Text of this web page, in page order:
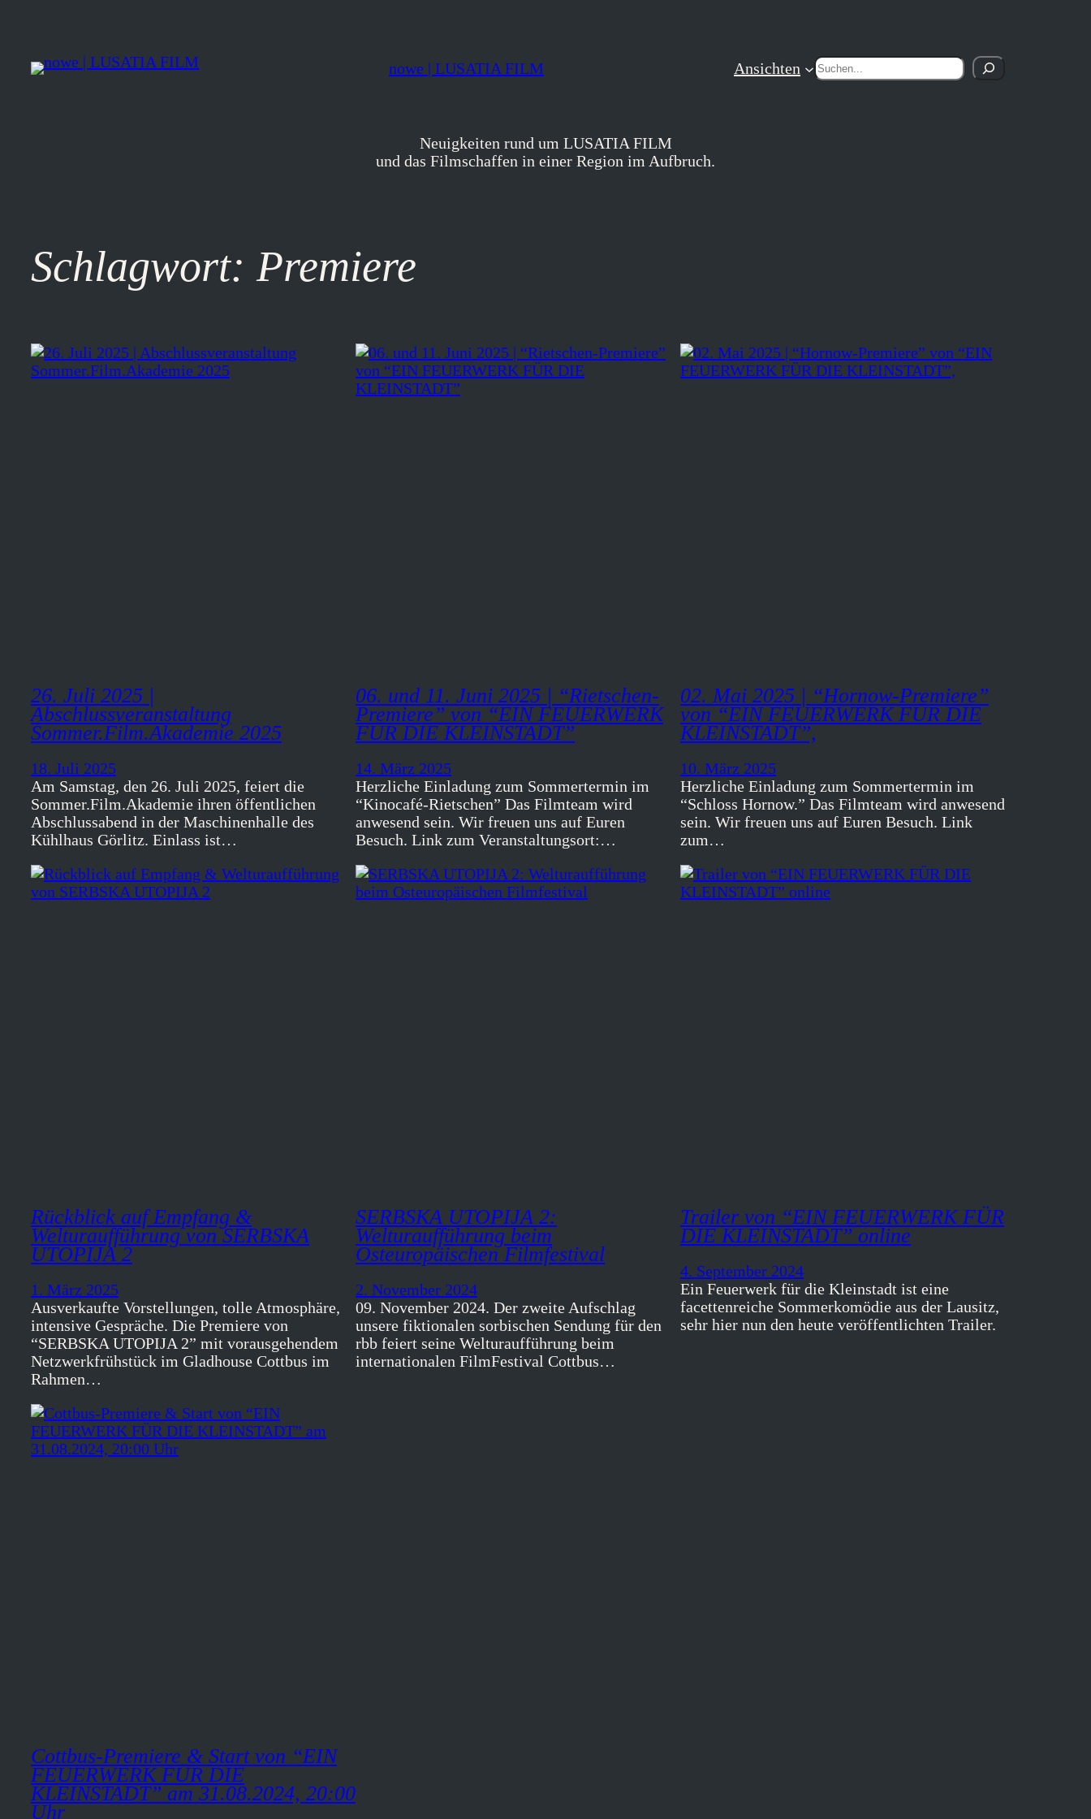
nowe | LUSATIA FILM
Ansichten Suchen
Neuigkeiten rund um LUSATIA FILM
und das Filmschaffen in einer Region im Aufbruch.
Schlagwort:Premiere
26. Juli 2025 |
Abschlussveranstaltung
Sommer.Film.Akademie 2025
18. Juli 2025
Am Samstag, den 26. Juli 2025, feiert die
Sommer.Film.Akademie ihren öffentlichen
Abschlussabend in der Maschinenhalle des
Kühlhaus Görlitz. Einlass ist…
06. und 11. Juni 2025 | “Rietschen-
Premiere” von “EIN FEUERWERK
FÜR DIE KLEINSTADT”
14. März 2025
Herzliche Einladung zum Sommertermin im
“Kinocafé-Rietschen” Das Filmteam wird
anwesend sein. Wir freuen uns auf Euren
Besuch. Link zum Veranstaltungsort:…
02. Mai 2025 | “Hornow-Premiere”
von “EIN FEUERWERK FÜR DIE
KLEINSTADT”,
10. März 2025
Herzliche Einladung zum Sommertermin im
“Schloss Hornow.” Das Filmteam wird anwesend
sein. Wir freuen uns auf Euren Besuch. Link
zum…
Rückblick auf Empfang &
Welturaufführung von SERBSKA
UTOPIJA 2
1. März 2025
Ausverkaufte Vorstellungen, tolle Atmosphäre,
intensive Gespräche. Die Premiere von
“SERBSKA UTOPIJA 2” mit vorausgehendem
Netzwerkfrühstück im Gladhouse Cottbus im
Rahmen…
SERBSKA UTOPIJA 2:
Welturaufführung beim
Osteuropäischen Filmfestival
2. November 2024
09. November 2024. Der zweite Aufschlag
unsere fiktionalen sorbischen Sendung für den
rbb feiert seine Welturaufführung beim
internationalen FilmFestival Cottbus…
Trailer von “EIN FEUERWERK FÜR
DIE KLEINSTADT” online
4. September 2024
Ein Feuerwerk für die Kleinstadt ist eine
facettenreiche Sommerkomödie aus der Lausitz,
sehr hier nun den heute veröffentlichten Trailer.
Cottbus-Premiere & Start von “EIN
FEUERWERK FÜR DIE
KLEINSTADT” am 31.08.2024, 20:00
Uhr